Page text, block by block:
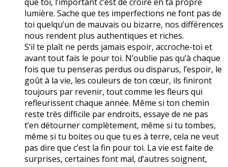
lumière. Sache que tes imperfections ne font pas de
toi quelqu’un de mauvais ou bizarre, nos différences
nous rendent plus authentiques et riches.
S’il te plaît ne perds jamais espoir, accroche-toi et
avant tout fais le pour toi. N’oublie pas qu’à chaque
fois que tu penseras perdus ou disparus, l’espoir, le
goût à la vie, les couleurs de ton cœur, ils finiront
toujours par revenir, tout comme les fleurs qui
refleurissent chaque année. Même si ton chemin
reste très difficile par endroits, essaye de ne pas
t’en détourner complètement, même si tu tombes,
même si tu boites ou que tu es à terre, cela ne veut
pas dire que c’est la fin pour toi. La vie est faite de
surprises, certaines font mal, d’autres soignent,